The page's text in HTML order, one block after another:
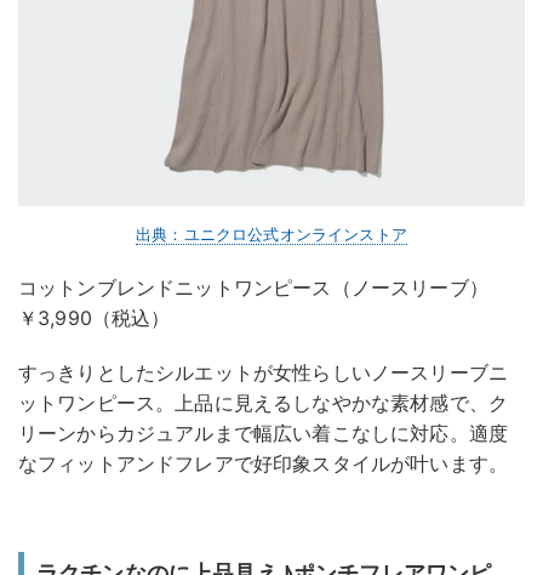
出典：ユニクロ公式オンラインストア
コットンブレンドニットワンピース（ノースリーブ）
￥3,990（税込）
すっきりとしたシルエットが女性らしいノースリーブニ
ットワンピース。上品に見えるしなやかな素材感で、ク
リーンからカジュアルまで幅広い着こなしに対応。適度
なフィットアンドフレアで好印象スタイルが叶います。